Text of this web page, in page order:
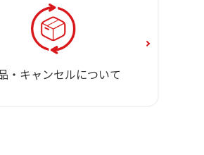
・キャンセルについて